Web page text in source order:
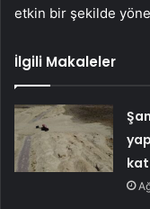
etkin bir şekilde
İlgili Makaleler